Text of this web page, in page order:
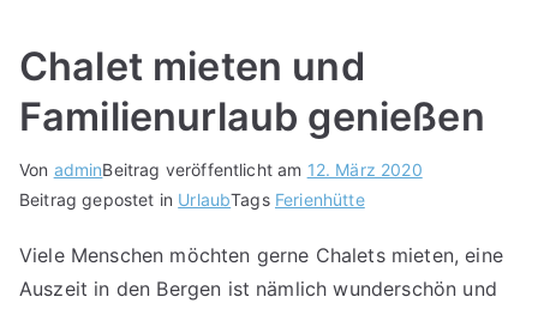
Chalet mieten und
Familienurlaub genießen
Von adminBeitrag veröffentlicht am 12. März 2020
Beitrag gepostet in UrlaubTags Ferienhütte
Viele Menschen möchten gerne Chalets mieten, eine
Auszeit in den Bergen ist nämlich wunderschön und